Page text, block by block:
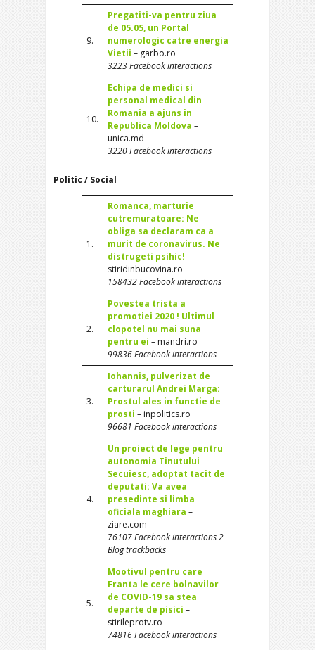
9.
Pregatiti-va pentru ziua
de 05.05, un Portal
numerologic catre energia
Vietii – garbo.ro
3223 Facebook interactions
10.
Echipa de medici si
personal medical din
Romania a ajuns in
Republica Moldova –
unica.md
3220 Facebook interactions
Politic / Social
1.
Romanca, marturie
cutremuratoare: Ne
obliga sa declaram ca a
murit de coronavirus. Ne
distrugeti psihic! –
stiridinbucovina.ro
158432 Facebook interactions
2.
Povestea trista a
promotiei 2020 ! Ultimul
clopotel nu mai suna
pentru ei – mandri.ro
99836 Facebook interactions
3.
Iohannis, pulverizat de
carturarul Andrei Marga:
Prostul ales in functie de
prosti – inpolitics.ro
96681 Facebook interactions
4.
Un proiect de lege pentru
autonomia Tinutului
Secuiesc, adoptat tacit de
deputati: Va avea
presedinte si limba
oficiala maghiara –
ziare.com
76107 Facebook interactions 2
Blog trackbacks
5.
Mootivul pentru care
Franta le cere bolnavilor
de COVID-19 sa stea
departe de pisici –
stirileprotv.ro
74816 Facebook interactions